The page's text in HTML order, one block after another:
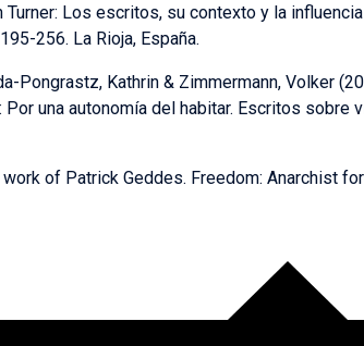
Los escritos, su contexto y la
256. La Rioja, España.
Pongrastz, Kathrin & Zimmermann, Volker
Por una autonomía del habitar. Escritos sobre
work of Patrick Geddes. Freedom: Anarchist